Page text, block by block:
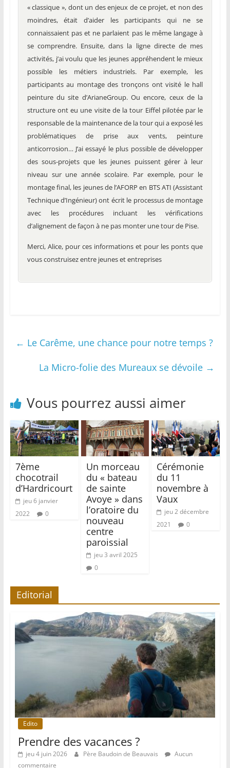
« classique », dont un des enjeux de ce projet, et non des
moindres, était d’aider les participants qui ne se
connaissaient pas et ne parlaient pas le même langage à
se comprendre. Ensuite, dans la ligne directe de mes
activités, j’ai voulu que les jeunes appréhendent le mieux
possible les métiers industriels. Par exemple, les
participants au montage des tronçons ont visité le hall
peinture du site d’ArianeGroup. Ou encore, ceux de la
structure ont eu une visite de la tour Eiffel pilotée par le
responsable de la maintenance de la tour qui a exposé les
problématiques de prise aux vents, peinture
anticorrosion… J’ai essayé le plus possible de développer
des sous-projets que les jeunes puissent gérer à leur
niveau sur une année scolaire. Par exemple, pour le
montage final, les jeunes de l’AFORP en BTS ATI (Assistant
Technique d’Ingénieur) ont écrit le processus de montage
avec les procédures incluant les vérifications
d’alignement de façon à ne pas monter une tour de Pise.
Merci, Alice, pour ces informations et pour les ponts que
vous construisez entre jeunes et entreprises
← Le Carême, une chance pour notre temps ?
La Micro-folie des Mureaux se dévoile →
Vous pourrez aussi aimer
7ème
chocotrail
d’Hardricourt
jeu 6 janvier
2022
0
Un morceau
du « bateau
de sainte
Avoye » dans
l’oratoire du
nouveau
centre
paroissial
jeu 3 avril 2025
0
Cérémonie
du 11
novembre à
Vaux
jeu 2 décembre
2021
0
Editorial
Edito
Prendre des vacances ?
jeu 4 juin 2026 Père Baudoin de Beauvais
Aucun
commentaire